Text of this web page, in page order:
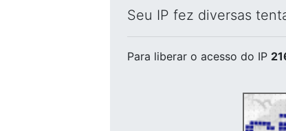
Seu IP fez diversas
Para liberar o acesso do IP